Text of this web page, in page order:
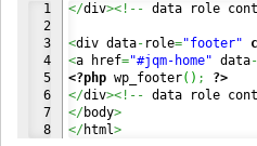
1
2
3
4
5
6
7
</div><!-- data role
<div data- role="footer"
<a href="#jqm-home" data-
<?php wp_footer( ) ;
?>
</div><!-- data role
</body>
</html>